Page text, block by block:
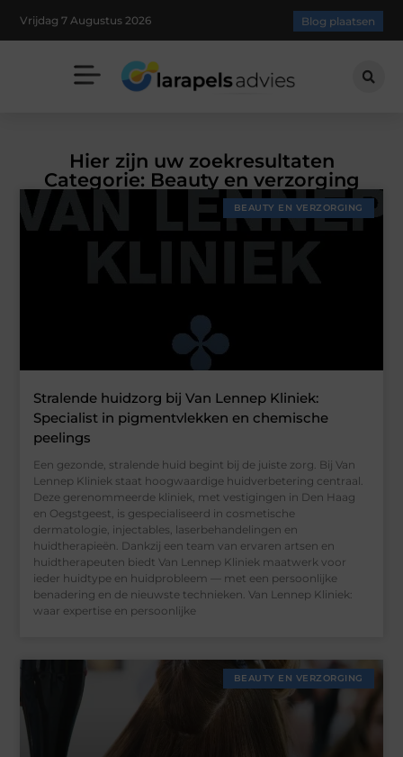
Vrijdag 7 Augustus 2026 Blog plaatsen
Hier zijn uw zoekresultaten
Categorie: Beauty en verzorging
BEAUTY EN VERZORGING
Stralende huidzorg bij Van Lennep Kliniek:
Specialist in pigmentvlekken en chemische
peelings
Een gezonde, stralende huid begint bij de juiste zorg. Bij Van
Lennep Kliniek staat hoogwaardige huidverbetering centraal.
Deze gerenommeerde kliniek, met vestigingen in Den Haag
en Oegstgeest, is gespecialiseerd in cosmetische
dermatologie, injectables, laserbehandelingen en
huidtherapieën. Dankzij een team van ervaren artsen en
huidtherapeuten biedt Van Lennep Kliniek maatwerk voor
ieder huidtype en huidprobleem — met een persoonlijke
benadering en de nieuwste technieken. Van Lennep Kliniek:
waar expertise en persoonlijke
BEAUTY EN VERZORGING